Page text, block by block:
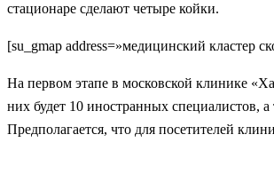
стационаре сделают четыре койки.
[su_gmap address=»медицинский кластер
На первом этапе в московской клинике
них будет 10 иностранных специалистов,
Предполагается, что для посетителей